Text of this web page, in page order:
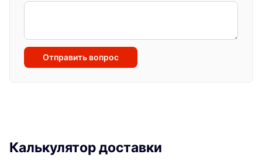
Отправить вопрос
Калькулятор доставки